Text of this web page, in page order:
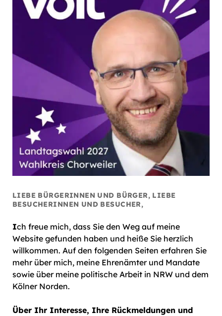
LIEBE BÜRGERINNEN UND BÜRGER, LIEBE
BESUCHERINNEN UND BESUCHER,
Ich freue mich, dass Sie den Weg auf meine
Website gefunden haben und heiße Sie herzlich
willkommen. Auf den folgenden Seiten erfahren Sie
mehr über mich, meine Ehrenämter und Mandate
sowie über meine politische Arbeit in NRW und dem
Kölner Norden.
Über Ihr Interesse, Ihre Rückmeldungen und